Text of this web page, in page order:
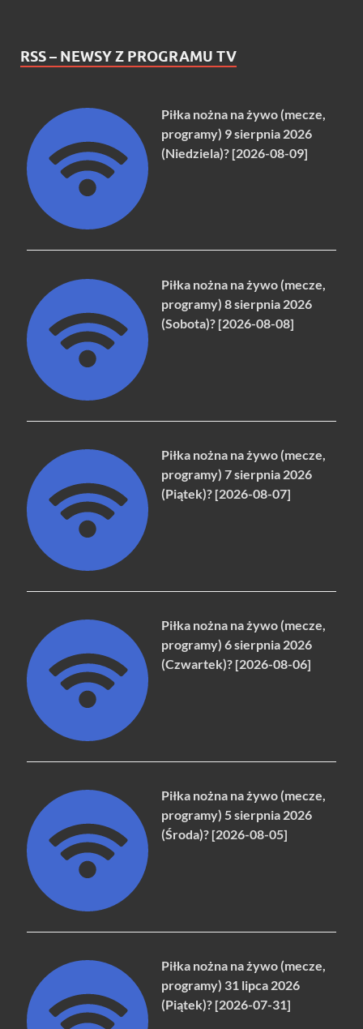
RSS – NEWSY Z PROGRAMU TV
Piłka nożna na żywo (mecze,
programy) 9 sierpnia 2026
(Niedziela)? [2026-08-09]
Piłka nożna na żywo (mecze,
programy) 8 sierpnia 2026
(Sobota)? [2026-08-08]
Piłka nożna na żywo (mecze,
programy) 7 sierpnia 2026
(Piątek)? [2026-08-07]
Piłka nożna na żywo (mecze,
programy) 6 sierpnia 2026
(Czwartek)? [2026-08-06]
Piłka nożna na żywo (mecze,
programy) 5 sierpnia 2026
(Środa)? [2026-08-05]
Piłka nożna na żywo (mecze,
programy) 31 lipca 2026
(Piątek)? [2026-07-31]